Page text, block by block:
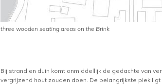
three wooden seating areas on the Brink
Bij strand en duin komt onmiddellijk de gedachte van
vergrijzend hout zouden doen. De belangrijkste plek